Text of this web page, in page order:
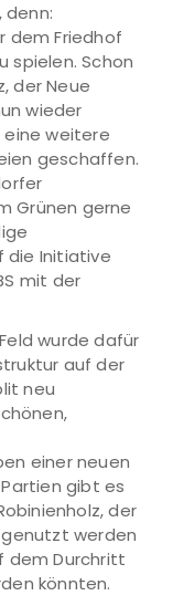
denn:
dem Friedhof
spielen. Schon
der Neue
wieder
weitere
geschaffen.
Grünen gerne
die Initiative
mit der
wurde dafür
auf der
neu
einer neuen
gibt es
der
werden
dem Durchritt
könnten.